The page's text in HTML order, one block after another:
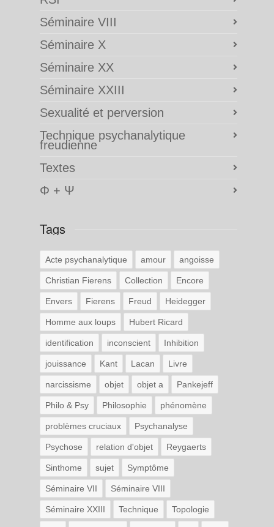
Séminaire VIII
Séminaire X
Séminaire XX
Séminaire XXIII
Sexualité et perversion
Technique psychanalytique
freudienne
Textes
Φ + Ψ
Tags
Acte psychanalytique amour angoisse
Christian Fierens Collection Encore
Envers Fierens Freud Heidegger
Homme aux loups Hubert Ricard
identification inconscient Inhibition
jouissance Kant Lacan Livre
narcissisme objet objet a Pankejeff
Philo & Psy Philosophie phénomène
problèmes cruciaux Psychanalyse
Psychose relation d'objet Reygaerts
Sinthome sujet Symptôme
Séminaire VII Séminaire VIII
Séminaire XXIII Technique Topologie